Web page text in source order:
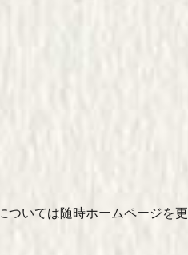
ついては随時ホームページを更